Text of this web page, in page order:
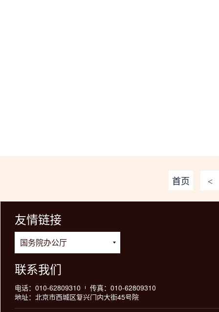
首页 <
友情链接
联系我们
电话：010-62809310
传真：010-62809310
地址：北京市西城区复兴门内大街45号院